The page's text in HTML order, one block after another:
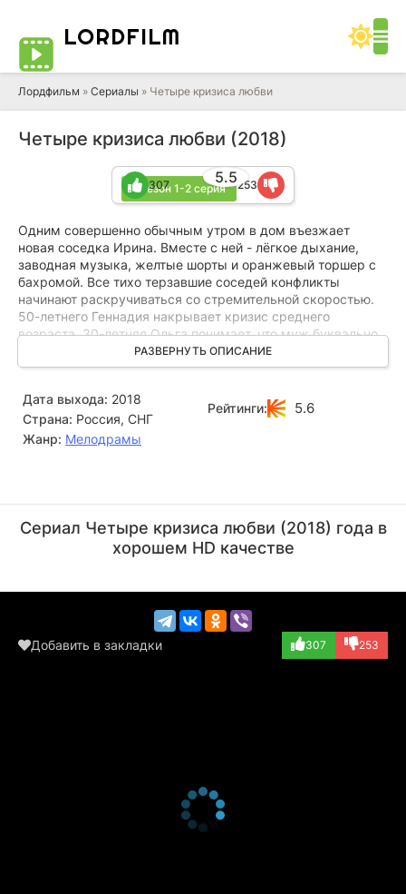
LORDFILM
Лордфильм » Сериалы » Четыре кризиса любви
Четыре кризиса любви (2018)
1 сезон 1-2 серия
5.5
307 253
Одним совершенно обычным утром в дом въезжает
новая соседка Ирина. Вместе с ней - лёгкое дыхание,
заводная музыка, желтые шорты и оранжевый торшер с
бахромой. Все тихо терзавшие соседей конфликты
начинают раскручиваться со стремительной скоростью.
50-летнего Геннадия накрывает кризис среднего
возраста. 30-летняя Ольга понимает, что муж буквально
душит ее своим контролем. 18-летняя Вера ищет у Ирины
защиты от властной матери, которая придумала за дочь
догадывается, какая личная драма скрывается за
лучезарной улыбкой Ирины...
РАЗВЕРНУТЬ ОПИСАНИЕ
Дата выхода: 2018
Страна: Россия, СНГ
Жанр: Мелодрамы
Рейтинги: 5.6
(Борис)
(Ольга)
Сериал Четыре кризиса любви (2018) года в
хорошем HD качестве
Добавить в закладки 307 253